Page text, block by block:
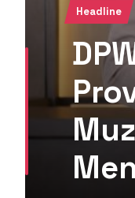
Headline